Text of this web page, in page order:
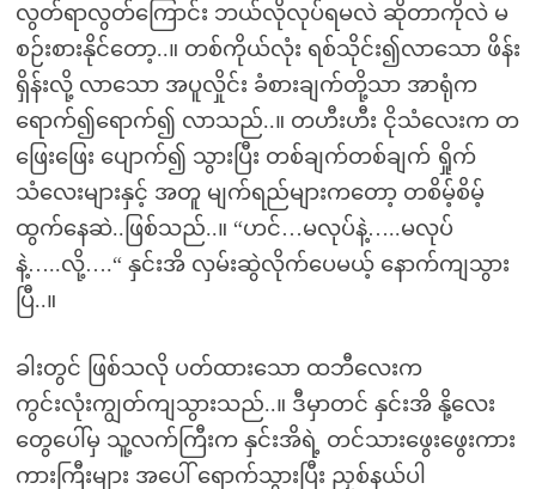
လွတ်ရာလွတ်ကြောင်း ဘယ်လိုလုပ်ရမလဲ ဆိုတာကိုလဲ မ
စဉ်းစားနိုင်တော့..။ တစ်ကိုယ်လုံး ရစ်သိုင်း၍လာသော ဖိန်း
ရှိန်းလို့ လာသော အပူလှိုင်း ခံစားချက်တို့သာ အာရုံက
ရောက်၍ရောက်၍ လာသည်..။ တဟီးဟီး ငိုသံလေးက တ
ဖြေးဖြေး ပျောက်၍ သွားပြီး တစ်ချက်တစ်ချက် ရှိုက်
သံလေးများနှင့် အတူ မျက်ရည်များကတော့ တစိမ့်စိမ့်
ထွက်နေဆဲ..ဖြစ်သည်..။ “ဟင်…မလုပ်နဲ့…..မလုပ်
နဲ့…..လို့….“ နှင်းအိ လှမ်းဆွဲလိုက်ပေမယ့် နောက်ကျသွား
ပြီ..။
ခါးတွင် ဖြစ်သလို ပတ်ထားသော ထဘီလေးက
ကွင်းလုံးကျွတ်ကျသွားသည်..။ ဒီမှာတင် နှင်းအိ နို့လေး
တွေပေါ်မှ သူ့လက်ကြီးက နှင်းအိရဲ့ တင်သားဖွေးဖွေးကား
ကားကြီးများ အပေါ် ရောက်သွားပြီး ညှစ်နယ်ပါ